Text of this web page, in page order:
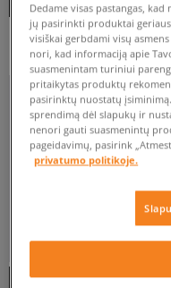
41 41,5 42 43
GELTONA JUODA
Dedame visas pastangas,
jų pasirinkti produktai
visiškai gerbdami visų
nori, kad informaciją apie
suasmenintam turiniui
pritaikytas produktų
pasirinktų nuostatų
sprendimą dėl slapukų ir
nenori gauti suasmenintų
pageidavimų, pasirink
privatumo politikoje.